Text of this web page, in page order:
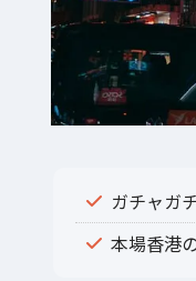
ガチャガ
本場香港